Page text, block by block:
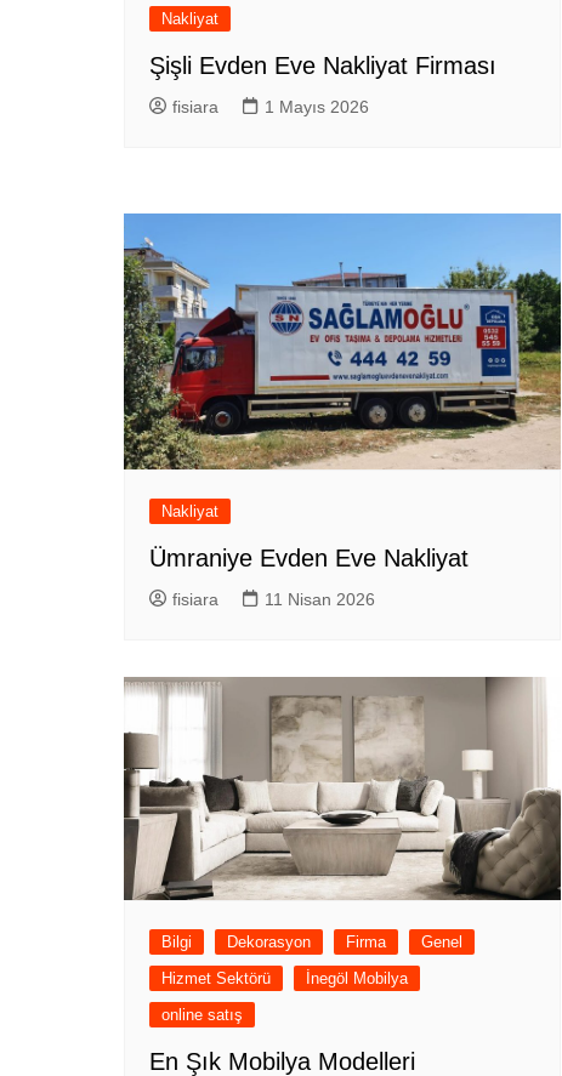
Nakliyat
Şişli Evden Eve Nakliyat Firması
fisiara 1 Mayıs 2026
Nakliyat
Ümraniye Evden Eve Nakliyat
fisiara 11 Nisan 2026
Bilgi Dekorasyon Firma
Genel
Hizmet Sektörü
İnegöl Mobilya
online satış
En Şık Mobilya Modelleri